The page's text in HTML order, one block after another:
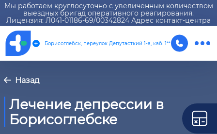
Мы работаем круглосуточно с увеличенным количеством
выездных бригад оперативного реагирования.
Лицензия: Л041-01186-69/00342824 Адрес контакт-центра
Борисоглебск, переулок Депутасткий 1-а, каб. 1**
Назад
Лечение депрессии в
Борисоглебске